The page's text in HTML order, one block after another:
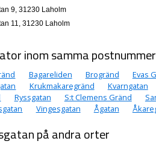
9, 31230 Laholm
11, 31230 Laholm
inom samma postnummer
Bagareliden Brogränd Evas
Krukmakaregränd Kvarngatan
Ryssgatan S:t Clemens Gränd
Vingesgatan Ågatan
på andra orter